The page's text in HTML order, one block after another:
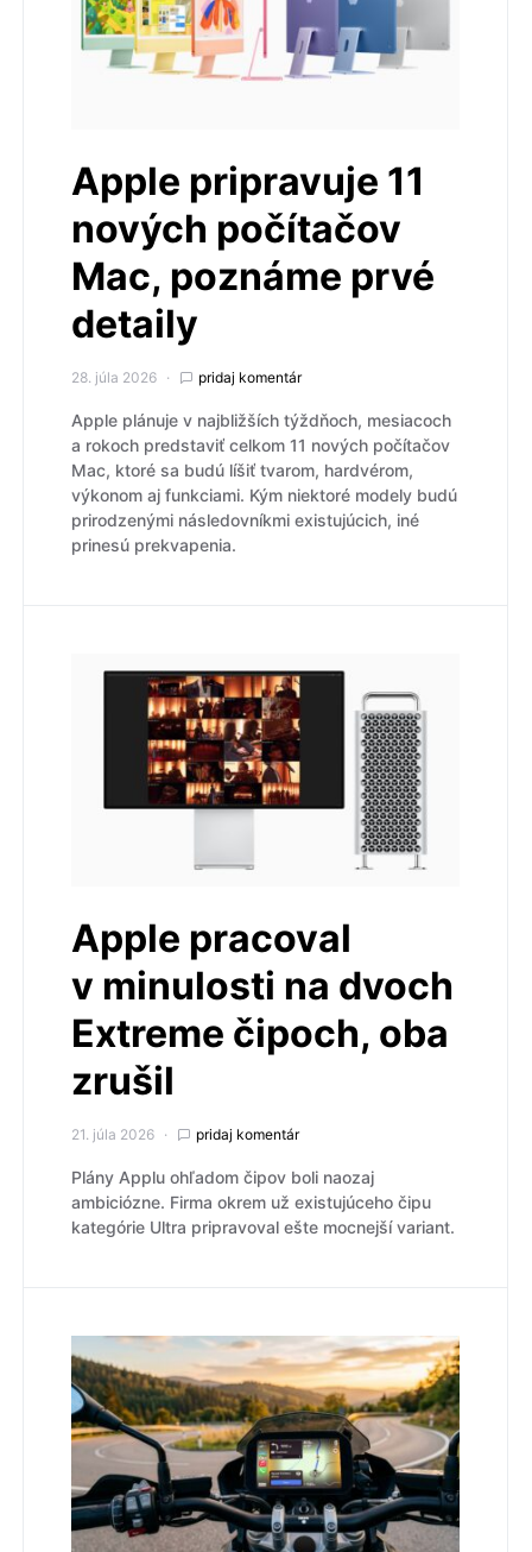
Apple pripravuje 11
nových počítačov
Mac, poznáme prvé
detaily
28. júla 2026 pridaj komentár
Apple plánuje v najbližších týždňoch, mesiacoch
a rokoch predstaviť celkom 11 nových počítačov
Mac, ktoré sa budú líšiť tvarom, hardvérom,
výkonom aj funkciami. Kým niektoré modely budú
prirodzenými následovníkmi existujúcich, iné
prinesú prekvapenia.
Apple pracoval
v minulosti na dvoch
Extreme čipoch, oba
zrušil
21. júla 2026 pridaj komentár
Plány Applu ohľadom čipov boli naozaj
ambiciózne. Firma okrem už existujúceho čipu
kategórie Ultra pripravoval ešte mocnejší variant.